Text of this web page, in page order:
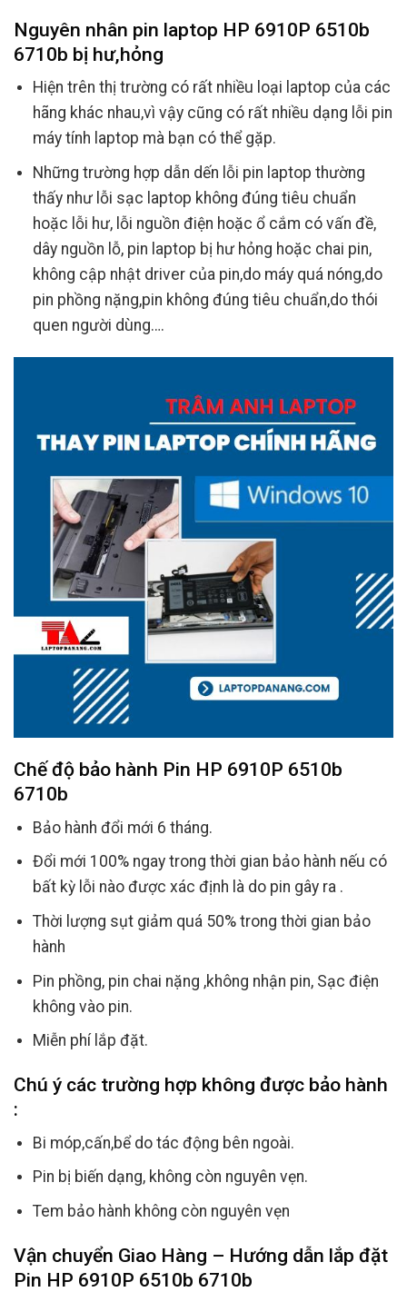
Nguyên nhân pin laptop HP 6910P 6510b
6710b bị hư,hỏng
Hiện trên thị trường có rất nhiều loại laptop của các
hãng khác nhau,vì vậy cũng có rất nhiều dạng lỗi pin
máy tính laptop mà bạn có thể gặp.
Những trường hợp dẫn dến lỗi pin laptop thường
thấy như lỗi sạc laptop không đúng tiêu chuẩn
hoặc lỗi hư, lỗi nguồn điện hoặc ổ cắm có vấn đề,
dây nguồn lỗ, pin laptop bị hư hỏng hoặc chai pin,
không cập nhật driver của pin,do máy quá nóng,do
pin phồng nặng,pin không đúng tiêu chuẩn,do thói
quen người dùng….
Chế độ bảo hành Pin HP 6910P 6510b
6710b
Bảo hành đổi mới 6 tháng.
Đổi mới 100% ngay trong thời gian bảo hành nếu có
bất kỳ lỗi nào được xác định là do pin gây ra .
Thời lượng sụt giảm quá 50% trong thời gian bảo
hành
Pin phồng, pin chai nặng ,không nhận pin, Sạc điện
không vào pin.
Miễn phí lắp đặt.
Chú ý các trường hợp không được bảo hành
:
Bi móp,cấn,bể do tác động bên ngoài.
Pin bị biến dạng, không còn nguyên vẹn.
Tem bảo hành không còn nguyên vẹn
Vận chuyển Giao Hàng – Hướng dẫn lắp đặt
Pin HP 6910P 6510b 6710b